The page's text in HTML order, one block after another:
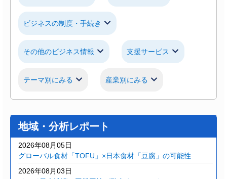
ビジネスの制度・手続き
その他のビジネス情報 支援サービス
テーマ別にみる 産業別にみる
地域・分析レポート
2026年08月05日
グローバル食材「TOFU」×日本食材「豆腐」の可能性
2026年08月03日